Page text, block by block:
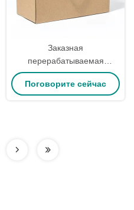
Заказная
перерабатываемая
коробка для упаковки
фруктов из гофрированной
Поговорите сейчас